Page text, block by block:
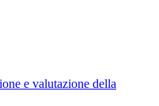
e valutazione della